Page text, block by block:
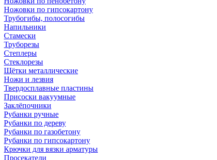
Ножовки по гипсокартону
Трубогибы, полосогибы
Напильники
Стамески
Труборезы
Степлеры
Стеклорезы
Щётки металлические
Ножи и лезвия
Твердосплавные пластины
Присоски вакуумные
Заклёпочники
Рубанки ручные
Рубанки по дереву
Рубанки по газобетону
Рубанки по гипсокартону
Крючки для вязки арматуры
Просекатели